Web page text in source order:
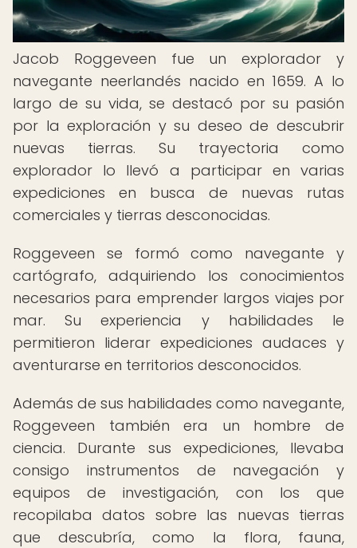
Jacob Roggeveen fue un explorador y
navegante neerlandés nacido en 1659. A lo
largo de su vida, se destacó por su pasión
por la exploración y su deseo de descubrir
nuevas tierras. Su trayectoria como
explorador lo llevó a participar en varias
expediciones en busca de nuevas rutas
comerciales y tierras desconocidas.
Roggeveen se formó como navegante y
cartógrafo, adquiriendo los conocimientos
necesarios para emprender largos viajes por
mar. Su experiencia y habilidades le
permitieron liderar expediciones audaces y
aventurarse en territorios desconocidos.
Además de sus habilidades como navegante,
Roggeveen también era un hombre de
ciencia. Durante sus expediciones, llevaba
consigo instrumentos de navegación y
equipos de investigación, con los que
recopilaba datos sobre las nuevas tierras
que descubría, como la flora, fauna,